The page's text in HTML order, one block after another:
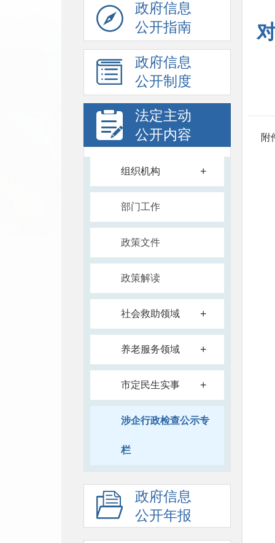
政府信息
公开指南
政府信息
公开制度
法定主动
公开内容
组织机构 +
部门工作
政策文件
政策解读
社会救助领域 +
养老服务领域 +
市定民生实事 +
涉企行政检查公示专
栏
政府信息
公开年报
附